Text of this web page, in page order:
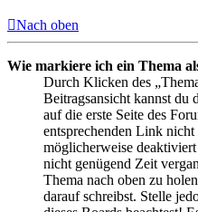
Nach oben
Wie markiere ich ein Thema
Durch Klicken des
Beitragsansicht kannst du
auf die erste Seite des
entsprechenden Link
möglicherweise
nicht genügend Zeit
Thema nach oben zu
darauf schreibst. Stelle